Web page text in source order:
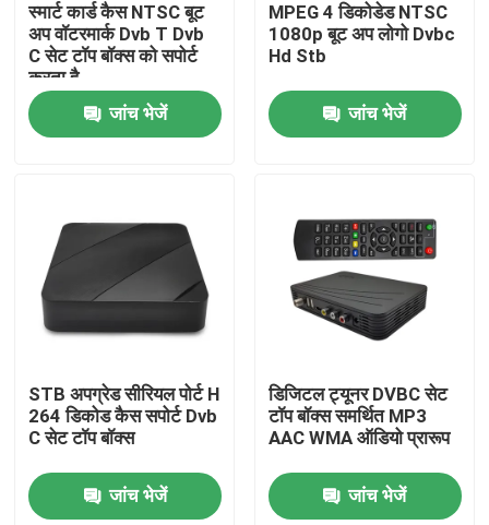
होम
वीआर दिखाएँ
हमारे बारे में
फैक्टरी यात्रा
गुणवत्ता नियंत्रण
स्मार्ट कार्ड कैस NTSC बूट
अप वॉटरमार्क Dvb T Dvb
C सेट टॉप बॉक्स को सपोर्ट
करता है
जांच भेजें
MPEG 4 डिकोडेड NTSC
1080p बूट अप लोगो Dvbc
Hd Stb
जांच भेजें
STB अपग्रेड सीरियल पोर्ट H
264 डिकोड कैस सपोर्ट Dvb
C सेट टॉप बॉक्स
जांच भेजें
डिजिटल ट्यूनर DVBC सेट
टॉप बॉक्स समर्थित MP3
AAC WMA ऑडियो प्रारूप
जांच भेजें